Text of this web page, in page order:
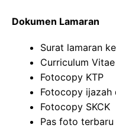
Dokumen Lamaran
Surat lamaran
Curriculum
Fotocopy KTP
Fotocopy ijazah
Fotocopy SKCK
Pas foto terbaru